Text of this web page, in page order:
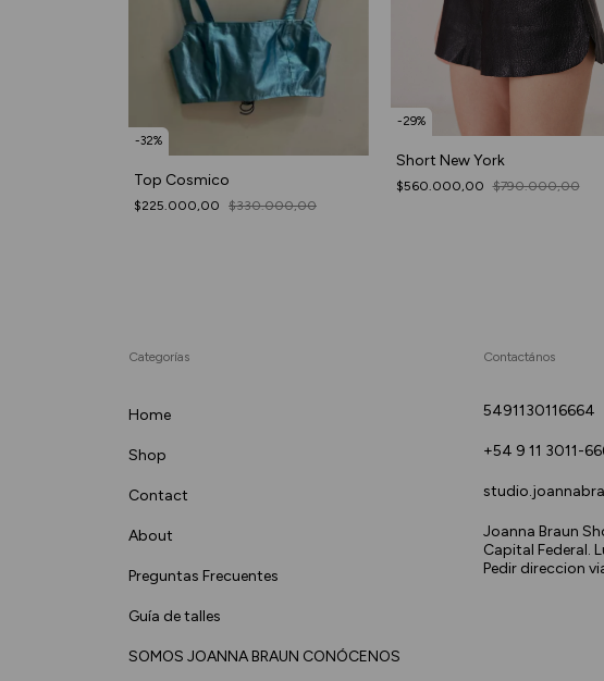
-32%
Top Cosmico
$225.000,00 $330.000,00
-29%
Short New York
$560.000,00 $790.000,00
Categorías
Home
Shop
Contact
About
Preguntas Frecuentes
Guía de talles
SOMOS JOANNA BRAUN CONÓCENOS
Contactános
5491130116664
+54 9 11 3011-
Joanna Braun
Capital Federal.
Pedir direccion